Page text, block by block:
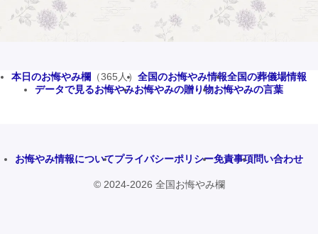
本日のお悔やみ欄 （365人） 全国のお悔やみ情報全国の葬儀場情報
データで見るお悔やみお悔やみの贈り物お悔やみの言葉
お悔やみ情報についてプライバシーポリシー免責事項問い合わせ
© 2024-2026 全国お悔やみ欄